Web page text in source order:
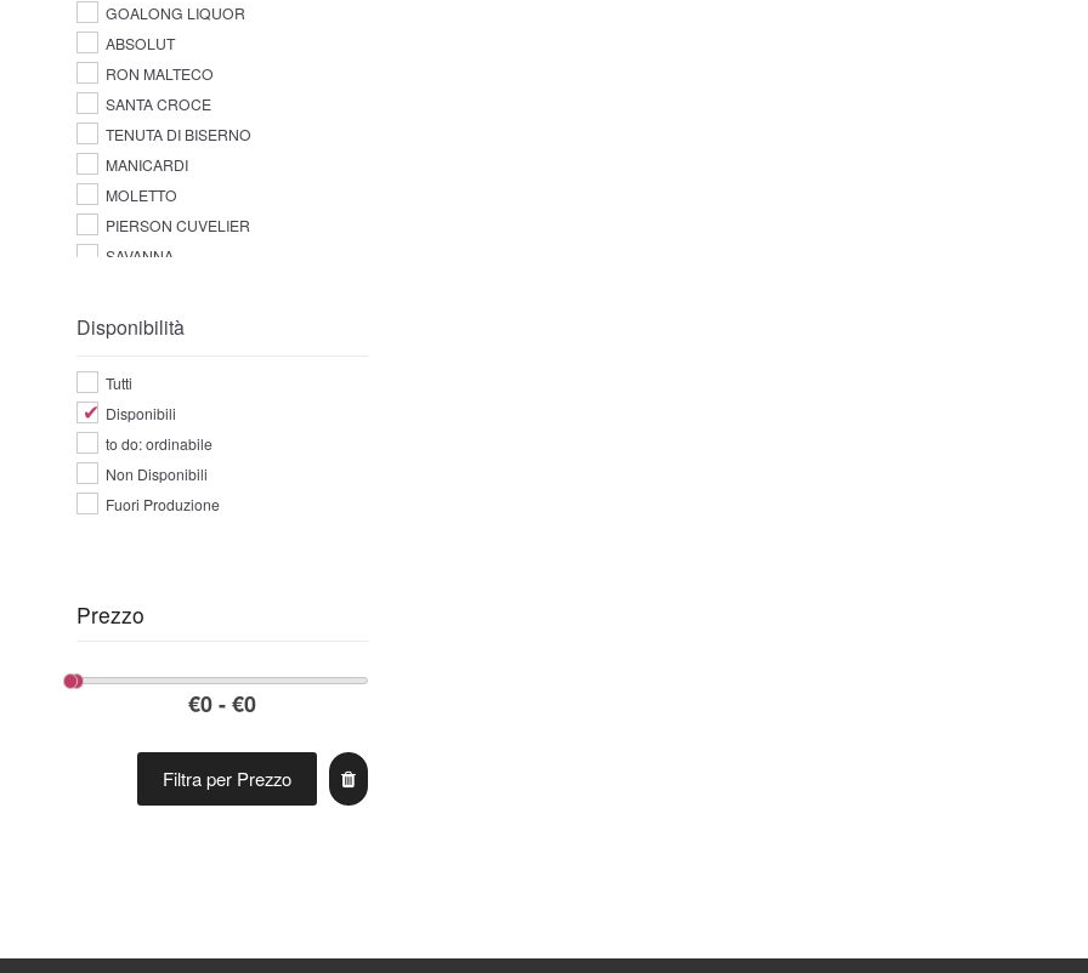
GOALONG LIQUOR
ABSOLUT
RON MALTECO
SANTA CROCE
TENUTA DI BISERNO
MANICARDI
MOLETTO
PIERSON CUVELIER
SAVANNA
Disponibilità
Tutti
Disponibili
to do: ordinabile
Non Disponibili
Fuori Produzione
Prezzo
Filtra per Prezzo